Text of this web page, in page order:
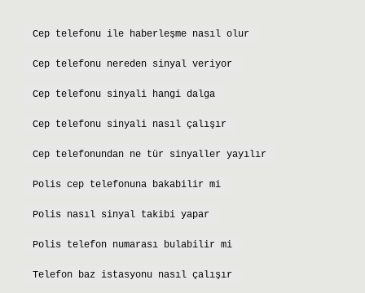
Cep telefonu ile haberleşme nasıl olur
Cep telefonu nereden sinyal veriyor
Cep telefonu sinyali hangi dalga
Cep telefonu sinyali nasıl çalışır
Cep telefonundan ne tür sinyaller yayılır
Polis cep telefonuna bakabilir mi
Polis nasıl sinyal takibi yapar
Polis telefon numarası bulabilir mi
Telefon baz istasyonu nasıl çalışır